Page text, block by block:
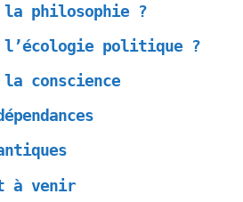
la philosophie ?
l’écologie politique ?
la conscience
à venir